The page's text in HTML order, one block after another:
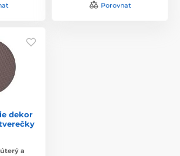
Porovnat
dekor
a